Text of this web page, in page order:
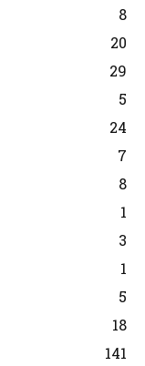
8
20
29
5
24
7
8
1
3
1
5
18
141